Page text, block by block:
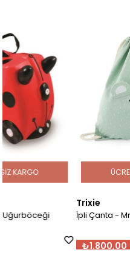
İpli Çanta - Mr. Polar Bear
₺1.800,00
ÜCRETSIZ KARGO